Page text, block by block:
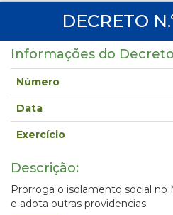
DECRETO
Informações do
Número
Data
Exercício
Descrição:
Prorroga o isolamento social no
e adota outras providencias.